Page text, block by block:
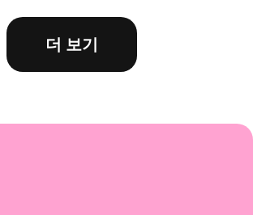
더 보기